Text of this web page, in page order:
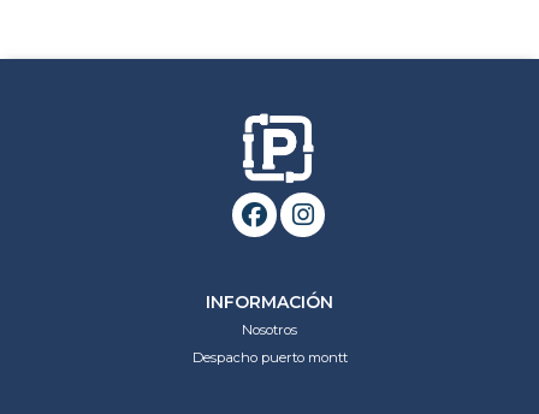
INFORMACIÓN
Nosotros
Despacho puerto montt